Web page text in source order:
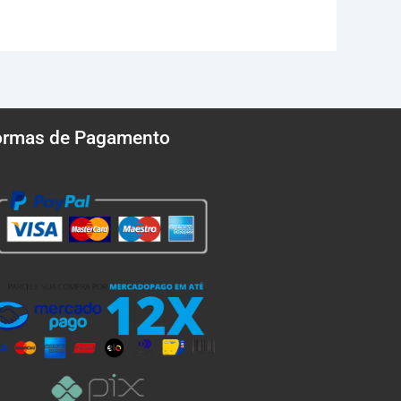
de Pagamento